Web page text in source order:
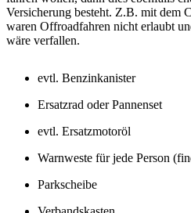
Versicherung besteht. Z.B. mit dem
waren Offroadfahren nicht erlaubt
wäre verfallen.
evtl. Benzinkanister
Ersatzrad oder Pannenset
evtl. Ersatzmotoröl
Warnweste für jede Person
Parkscheibe